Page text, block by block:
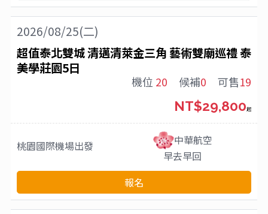
2026/08/25(二)
超值泰北雙城 清邁清萊金三角 藝術雙廟巡禮 泰
美學莊園5日
機位 20 候補0 可售19
桃園國際機場出發
中華航空
早去早回
NT$29,800起
報名